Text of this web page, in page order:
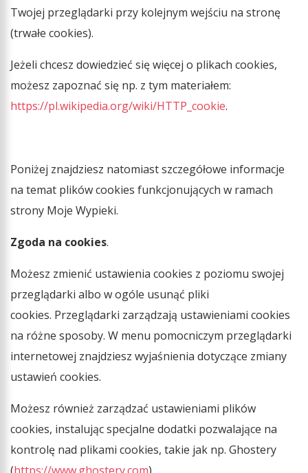
Twojej przeglądarki przy kolejnym wejściu na stronę
(trwałe cookies).
Jeżeli chcesz dowiedzieć się więcej o plikach cookies,
możesz zapoznać się np. z tym materiałem:
https://pl.wikipedia.org/wiki/HTTP_cookie.
Poniżej znajdziesz natomiast szczegółowe informacje
na temat plików cookies funkcjonujących w ramach
strony Moje Wypieki.
Zgoda na cookies.
Możesz zmienić ustawienia cookies z poziomu swojej
przeglądarki albo w ogóle usunąć pliki
cookies. Przeglądarki zarządzają ustawieniami cookies
na różne sposoby. W menu pomocniczym przeglądarki
internetowej znajdziesz wyjaśnienia dotyczące zmiany
ustawień cookies.
Możesz również zarządzać ustawieniami plików
cookies, instalując specjalne dodatki pozwalające na
kontrolę nad plikami cookies, takie jak np. Ghostery